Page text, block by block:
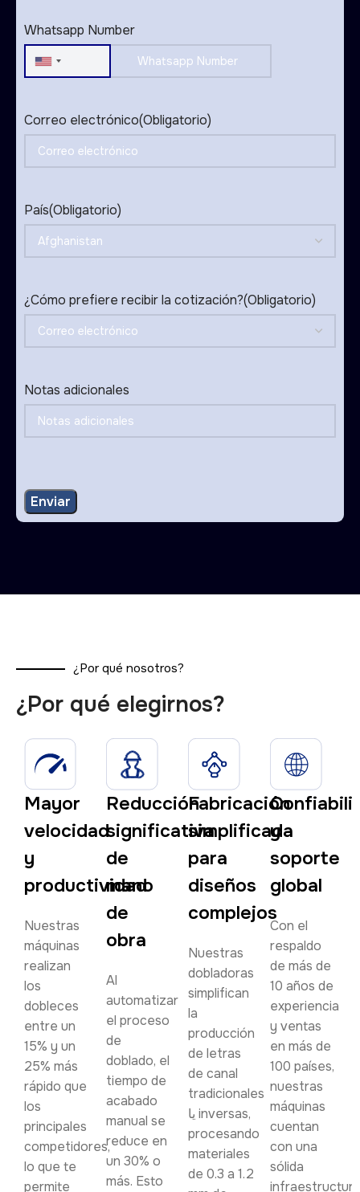
Whatsapp Number
United
Correo electrónico(Obligatorio)
País(Obligatorio)
¿Cómo prefiere recibir la cotización?(Obligatorio)
Notas adicionales
¿Por qué nosotros?
¿Por qué elegirnos?
Mayor
velocidad
y
productividad
Nuestras
máquinas
realizan
los
dobleces
entre un
15% y un
25% más
rápido que
los
principales
competidores,
lo que te
permite
Reducción
significativa
de
mano
de
obra
Al
automatizar
el proceso
de
doblado, el
tiempo de
acabado
manual se
reduce en
un 30% o
más. Esto
Fabricación
simplificada
para
diseños
complejos
Nuestras
dobladoras
simplifican
la
producción
de letras
de canal
tradicionales
یا inversas,
procesando
materiales
de 0.3 a 1.2
y
soporte
global
Con el
respaldo
de más de
10 años de
experiencia
y ventas
en más de
100 países,
nuestras
máquinas
cuentan
con una
sólida
infraestructura